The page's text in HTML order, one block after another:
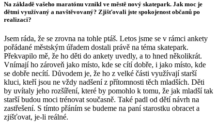
Na základě vašeho maratónu vznikl ve městě nový skatepark. Jak moc je
dětmi využívaný a navštěvovaný? Zjišťovali jste spokojenost občanů po
realizaci?
Jsem ráda, že se zrovna na tohle ptáš. Letos jsme se v rámci ankety
pořádané městským úřadem dostali právě na téma skatepark.
Překvapilo mě, že ho děti do ankety uvedly, a to hned několikrát.
Vnímají ho zároveň jako místo, kde se cítí dobře, i jako místo, kde
se dobře necítí. Důvodem je, že ho z velké části využívají starší
kluci, kteří jsou ne vždy nadšení z přítomnosti těch mladších. Děti
by uvítaly jeho rozšíření, které by pomohlo k tomu, že jak mladší tak
starší budou moci trénovat současně. Také padl od dětí návrh na
zastřešení. S tímto přáním se budeme na paní starostku obracet a
zjišťovat, je-li reálné.